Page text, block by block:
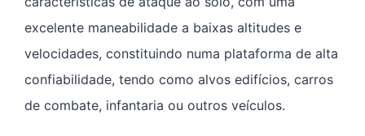
excelente maneabilidade a baixas altitudes e
velocidades, constituindo numa plataforma de alta
confiabilidade, tendo como alvos edifícios, carros
de combate, infantaria ou outros veículos.